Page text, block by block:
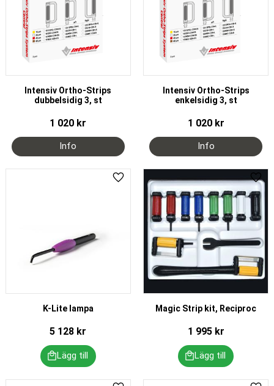
Intensiv Ortho-Strips
dubbelsidig 3, st
1 020 kr
Intensiv Ortho-Strips
enkelsidig 3, st
1 020kr
K-Lite lampa
5 128 kr
Lägg till i favoriter
Magic Strip kit, Reciproc
1 995kr